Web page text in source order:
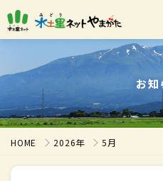
お知
HOME 2026年 5月